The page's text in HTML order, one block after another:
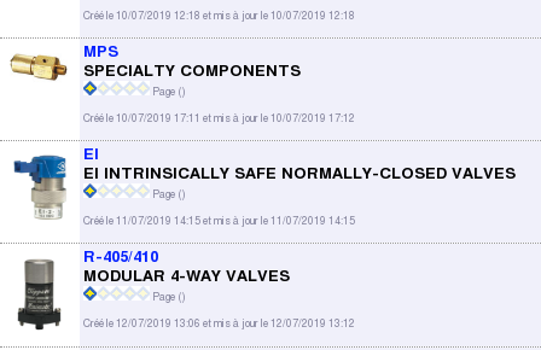
Créé le 10/07/2019 12:18 et mis à jour le 10/07/2019 12:18
MPS
SPECIALTY COMPONENTS
Page ()
Créé le 10/07/2019 17:11 et mis à jour le 10/07/2019 17:12
EI
EI INTRINSICALLY SAFE NORMALLY-CLOSED VALVES
Page ()
Créé le 11/07/2019 14:15 et mis à jour le 11/07/2019 14:15
R-405/410
MODULAR 4-WAY VALVES
Page ()
Créé le 12/07/2019 13:06 et mis à jour le 12/07/2019 13:12